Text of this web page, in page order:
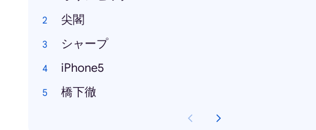
尖閣
シャープ
iPhone5
橋下徹